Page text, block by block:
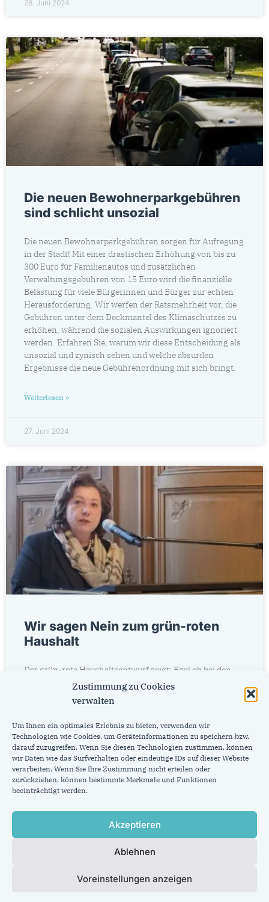
Zustimmung zu Cookies
verwalten
Um Ihnen ein optimales Erlebnis zu bieten, verwenden wir
Technologien wie Cookies, um Geräteinformationen zu speichern bzw.
darauf zuzugreifen. Wenn Sie diesen Technologien zustimmen, können
wir Daten wie das Surfverhalten oder eindeutige IDs auf dieser Website
verarbeiten. Wenn Sie Ihre Zustimmung nicht erteilen oder
zurückziehen, können bestimmte Merkmale und Funktionen
beeinträchtigt werden.
Akzeptieren
Ablehnen
Voreinstellungen anzeigen
28. Juni 2024
Die neuen Bewohnerparkgebühren
sind schlicht unsozial
Die neuen Bewohnerparkgebühren sorgen für Aufregung
in der Stadt! Mit einer drastischen Erhöhung von bis zu
300 Euro für Familienautos und zusätzlichen
Verwaltungsgebühren von 15 Euro wird die finanzielle
Belastung für viele Bürgerinnen und Bürger zur echten
Herausforderung. Wir werfen der Ratsmehrheit vor, die
Gebühren unter dem Deckmantel des Klimaschutzes zu
erhöhen, während die sozialen Auswirkungen ignoriert
werden. Erfahren Sie, warum wir diese Entscheidung als
unsozial und zynisch sehen und welche absurden
Ergebnisse die neue Gebührenordnung mit sich bringt.
Weiterlesen »
27. Juni 2024
Wir sagen Nein zum grün-roten
Haushalt
Der grün-rote Haushaltsentwurf zeigt: Egal ob bei den
Herausforderungen in der Innenstadt, der Mobilität der
Zukunft oder einem ernsthaften Klimaschutz – die
Koalition hat vor
Weiterlesen »
13. März 2024
CDU-Fraktion im Rat der Stadt Aachen
Johannes-Paul-II.-Str. 1
info@cdu.ac